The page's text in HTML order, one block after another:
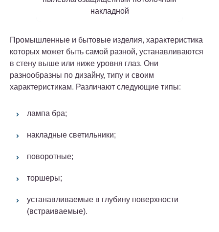
накладной
Промышленные и бытовые изделия, характеристика
которых может быть самой разной, устанавливаются
в стену выше или ниже уровня глаз. Они
разнообразны по дизайну, типу и своим
характеристикам. Различают следующие типы:
лампа бра;
накладные светильники;
поворотные;
торшеры;
устанавливаемые в глубину поверхности
(встраиваемые).